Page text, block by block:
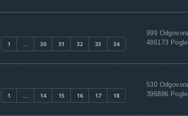
1 … 30 31 32 33 34
999 Odgovora
486173
1 … 14 15 16 17 18
530 Odgovora
396886